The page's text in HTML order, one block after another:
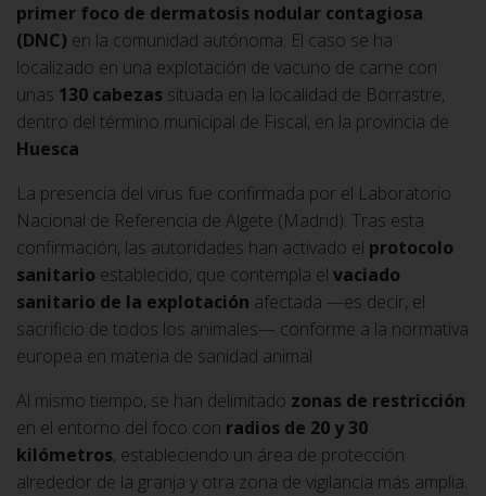
primer foco de dermatosis nodular contagiosa
(DNC) en la comunidad autónoma. El caso se ha
localizado en una explotación de vacuno de carne con
unas 130 cabezas situada en la localidad de Borrastre,
dentro del término municipal de Fiscal, en la provincia de
Huesca.
La presencia del virus fue confirmada por el Laboratorio
Nacional de Referencia de Algete (Madrid). Tras esta
confirmación, las autoridades han activado el protocolo
sanitario establecido, que contempla el vaciado
sanitario de la explotación afectada —es decir, el
sacrificio de todos los animales— conforme a la normativa
europea en materia de sanidad animal.
Al mismo tiempo, se han delimitado zonas de restricción
en el entorno del foco con radios de 20 y 30
kilómetros, estableciendo un área de protección
alrededor de la granja y otra zona de vigilancia más amplia.